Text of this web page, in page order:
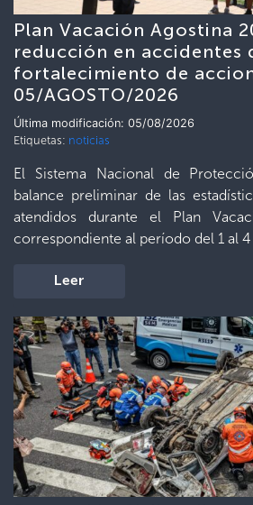
Plan Vacación Agostina
reducción en accidentes
fortalecimiento de
05/AGOSTO/2026
Última modificación: 05/08/2026
Etiquetas: noticias
El Sistema Nacional de
balance preliminar de las
atendidos durante el Plan
correspondiente al período del 1 al
Leer